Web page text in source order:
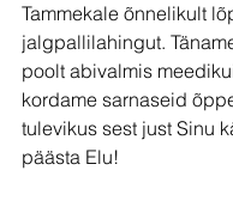
Tammekale õnnelikult
jalgpallilahingut.
poolt abivalmis
kordame sarnaseid
tulevikus sest just Sinu
päästa Elu!